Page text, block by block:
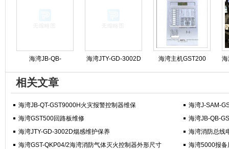
钮修理
海湾JB-QB-
GST5000消防主机操
作步骤规程
海湾JTY-GD-3002D
烟感维护保养
海湾主机GST200
GST500 GST5000
相关文章
海湾JB-QT-GST9000H火灾报警控制器维保
海湾J-SAM-
海湾GST500回路板维修
海湾JB-QB-
海湾JTY-GD-3002D烟感维护保养
海湾消防总线
海湾GST-QKP04/2海湾消防气体灭火控制器外形尺寸
海湾5000报备